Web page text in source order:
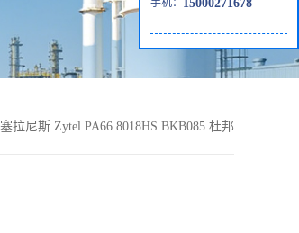
塞拉尼斯 Zytel PA66 8018HS BKB085 杜邦
手机： 15000271678